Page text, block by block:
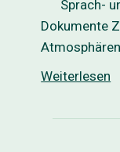
Sprach-
Dokumente
Weiterlesen